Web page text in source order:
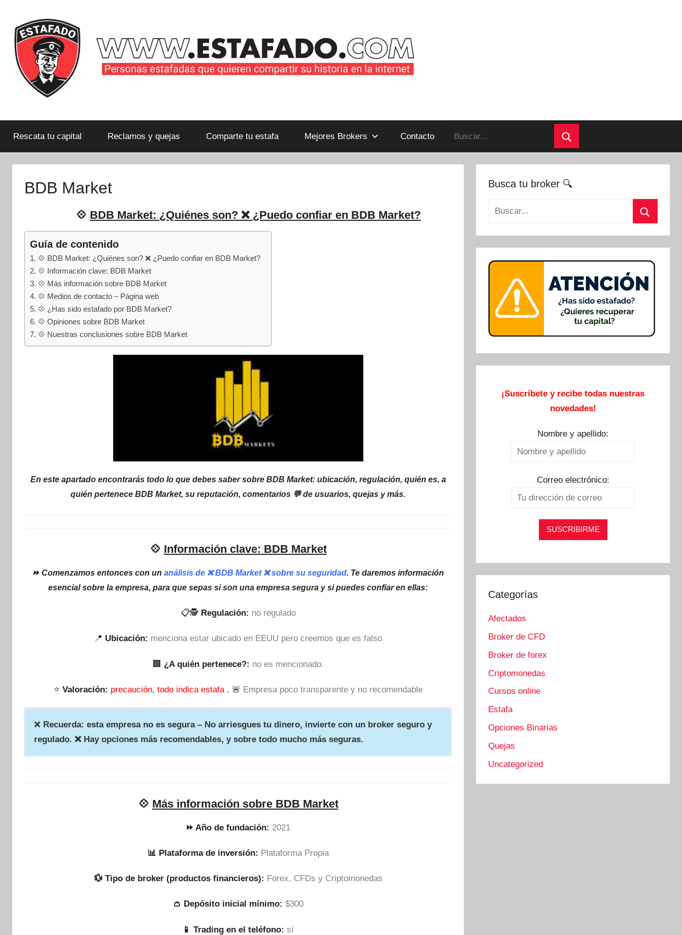
contenido
estafadas
que
historia
Estafado.com
Rescata tu capital Reclamos y quejas Comparte tu estafa Mejores Brokers Contacto
Buscar:
Buscar
BDB Market
💠 BDB Market: ¿Quiénes son? ❌ ¿Puedo confiar en BDB Market?
Guía de contenido
💠 BDB Market: ¿Quiénes son? ❌ ¿Puedo confiar en BDB Market?
💠 Información clave: BDB Market
💠 Más información sobre BDB Market
💠 Medios de contacto – Página web
💠 ¿Has sido estafado por BDB Market?
💠 Opiniones sobre BDB Market
💠 Nuestras conclusiones sobre BDB Market
En este apartado encontrarás todo lo que debes saber sobre BDB Market: ubicación, regulación, quién es, a
quién pertenece BDB Market, su reputación, comentarios 💬 de usuarios, quejas y más.
💠 Información clave: BDB Market
⏩ Comenzamos entonces con unanálisis de ❌ BDB Market ❌ sobre su seguridad. Te daremos información
esencial sobre la empresa, para que sepas si son una empresa segura y si puedes confiar en ellas:
📋🕵 Regulación: no regulado
📍 Ubicación: menciona estar ubicado en EEUU pero creemos que es falso
🏢 ¿A quién pertenece?: no es mencionado.
⭐ Valoración: precaución, todo indica estafa . 🚨 Empresa poco transparente y no recomendable
❌ Recuerda: esta empresa no es segura – No arriesgues tu dinero, invierte con un broker seguro y
regulado. ❌ Hay opciones más recomendables, y sobre todo mucho más seguras.
💠 Más información sobre BDB Market
⏩ Año de fundación: 2021
📊 Plataforma de inversión: Plataforma Propia
💱 Tipo de broker (productos financieros): Forex, CFDs y Criptomonedas
👛 Depósito inicial mínimo: $300
📱 Trading en el teléfono: sí
Busca tu broker 🔍
Buscar:
¡Suscríbete y recibe todas nuestras
novedades!
Nombre y apellido:
Correo electrónico:
Categorías
Afectados
Broker de CFD
Broker de forex
Criptomonedas
Cursos online
Estafa
Opciones Binarias
Quejas
Uncategorized